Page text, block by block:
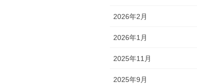
2026年2月
2026年1月
2025年11月
2025年9月